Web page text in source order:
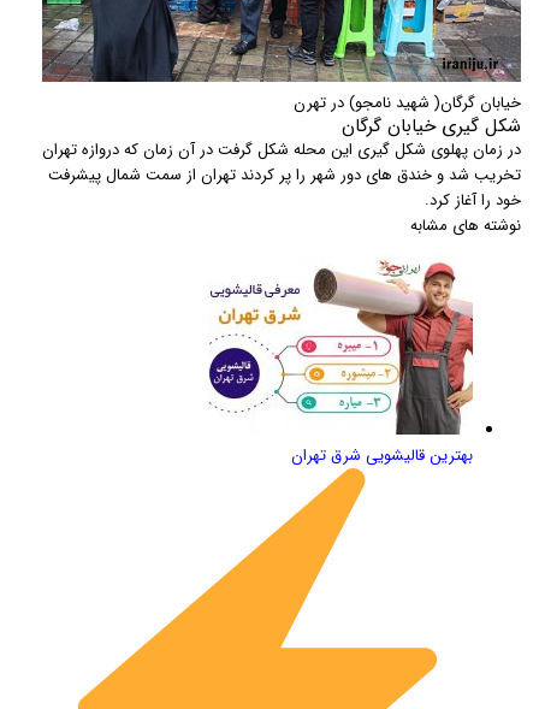
خیابان گرگان( شهید نامجو) در تهرن
شکل گیری خیابان گرگان
در زمان پهلوی شکل گیری این محله شکل گرفت در آن زمان که دروازه تهران
تخریب شد و خندق های دور شهر را پر کردند تهران از سمت شمال پیشرفت
خود را آغاز کرد.
نوشته های مشابه
بهترین قالیشویی شرق تهران